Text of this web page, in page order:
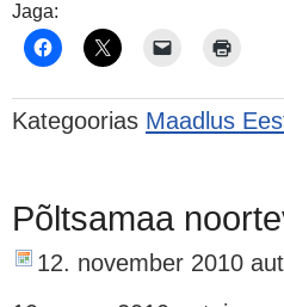
Jaga:
Kategoorias Maadlus
Põltsamaa
12. november 2010